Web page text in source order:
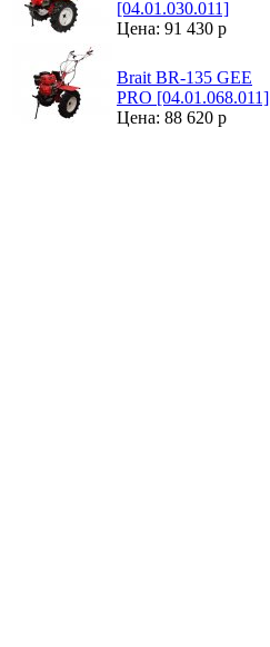
[04.01.030.011]
Цена: 91 430 р
Brait BR-135 GЕЕ
PRO [04.01.068.011]
Цена: 88 620 р